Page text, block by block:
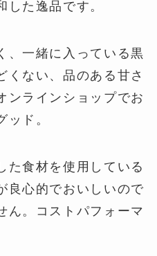
した逸品です。
、一緒に入っている黒
くない、品のある甘さ
ンラインショップでお
ッド。
た食材を使用している
良心的でおいしいので
ん。コストパフォーマ